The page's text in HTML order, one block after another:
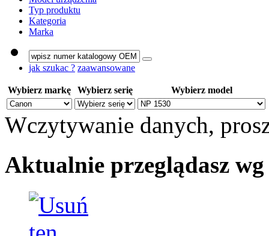
Typ produktu
Kategoria
Marka
jak szukac ? zaawansowane
Wybierz markę Wybierz serię Wybierz model
Wczytywanie danych,
Aktualnie przeglądasz wg